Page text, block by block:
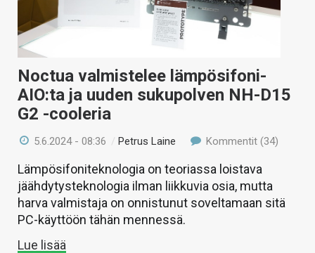
Noctua valmistelee lämpösifoni-
AIO:ta ja uuden sukupolven NH-D15
G2 -cooleria
5.6.2024 - 08:36 /Petrus Laine Kommentit (34)
Lämpösifoniteknologia on teoriassa loistava
jäähdytysteknologia ilman liikkuvia osia, mutta
harva valmistaja on onnistunut soveltamaan sitä
PC-käyttöön tähän mennessä.
Lue lisää